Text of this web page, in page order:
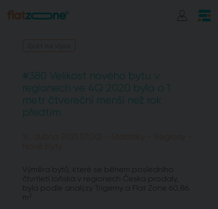
#380 Velikost nového bytu v
regionech ve 4Q 2020 byla o 1
metr čtvereční menší než rok
předtím
16. dubna 2021 (17:00) - Statistiky - Regiony -
Nové byty
Výměra bytů, které se během posledního
čtvrtletí loňska v regionech Česka prodaly,
byla podle analýzy Trigemy a Flat Zone 60,86
m2 .